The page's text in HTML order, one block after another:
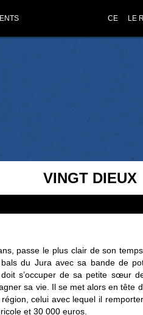
CE LE
VINGT DIEUX
passe le plus clair de son
du Jura avec sa bande de
s’occuper de sa petite sœur
sa vie. Il se met alors en tête
celui avec lequel il
et 30 000 euros.